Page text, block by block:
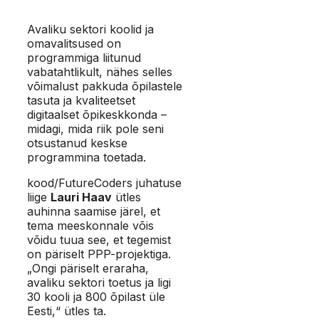
Avaliku sektori koolid ja
omavalitsused on
programmiga liitunud
vabatahtlikult, nähes selles
võimalust pakkuda õpilastele
tasuta ja kvaliteetset
digitaalset õpikeskkonda –
midagi, mida riik pole seni
otsustanud keskse
programmina toetada.
kood/FutureCoders juhatuse
liige Lauri Haav ütles
auhinna saamise järel, et
tema meeskonnale võis
võidu tuua see, et tegemist
on päriselt PPP-projektiga.
„Ongi päriselt eraraha,
avaliku sektori toetus ja ligi
30 kooli ja 800 õpilast üle
Eesti,“ ütles ta.